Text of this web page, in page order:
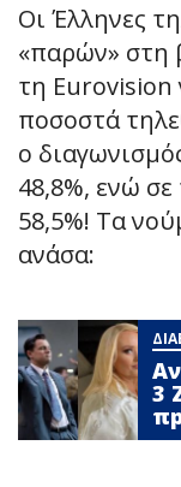
Οι Έλληνες
«παρών» στη
τη Eurovision
ποσοστά
ο
48,8%, ενώ
58,5%! Τα
ανάσα:
3